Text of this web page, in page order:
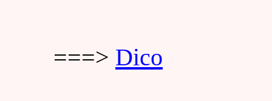
===> Dico